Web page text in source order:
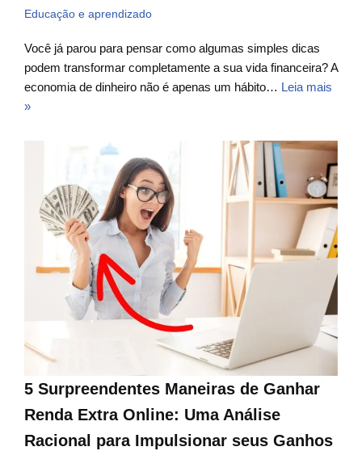
Educação e aprendizado
Você já parou para pensar como algumas simples dicas
podem transformar completamente a sua vida financeira? A
economia de dinheiro não é apenas um hábito… Leia mais
»
5 Surpreendentes Maneiras de Ganhar
Renda Extra Online: Uma Análise
Racional para Impulsionar seus Ganhos